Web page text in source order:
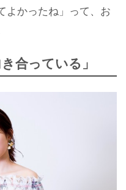
よかったね」って、お
合っている」